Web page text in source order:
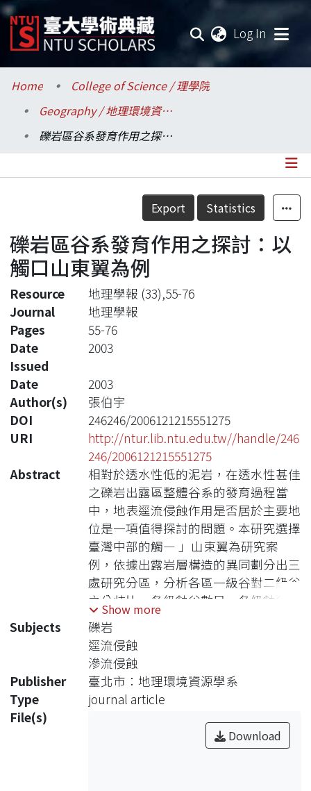
Log In
Communities & Collections
Research Outputs
Statistics
Home
College of Science / 理學院
Geography / 地理環境資源學系
礫岩區谷系發育作用之探討：以觸口山東翼為例
Details
Export Statistics
礫岩區谷系發育作用之探討：以
觸口山東翼為例
Resource
地理學報 (33),55-76
Journal
地理學報
Pages
55-76
Date
Issued
2003
Date
2003
Author(s)
張伯宇
DOI
246246/2006121215551275
URI
http://ntur.lib.ntu.edu.tw//handle/246
246/2006121215551275
Abstract
相對於透水性低的泥岩，在透水性甚佳
之礫岩出露區整體谷系的發育過程當
中，地表逕流侵蝕作用是否居於主要地
位是一項值得探討的問題。本研究選擇
臺灣中部的觸― 」山束翼為研究案
例，依據出露岩層構造的異同劃分出三
處研究分區，分析各區一級谷對二級谷
之分歧比、各級蝕谷數目、各級蝕谷平
均長度、平均蝕谷匯合角、主谷縱剖面
型態與集水面積一谷床局部坡度等形貌
指標，結果顯示地表逕流侵蝕對三處研
究分區之谷系的形成並無顯著影響，反
而有諸多形貌較類似滲流侵蝕作用造成
的特徵，如此適可解釋最有利於滲流侵
蝕進行的塊狀礫岩下伏泥岩區，谷系密
Show more
Subjects
礫岩
逕流侵蝕
滲流侵蝕
Publisher
臺北市：地理環境資源學系
Type
journal article
File(s)
Download